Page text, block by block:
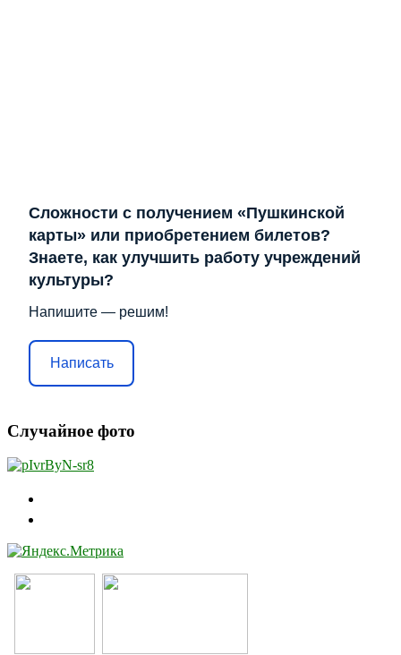
Сложности с получением «Пушкинской
карты» или приобретением билетов?
Знаете, как улучшить работу учреждений
культуры?
Напишите — решим!
Написать
Случайное фото